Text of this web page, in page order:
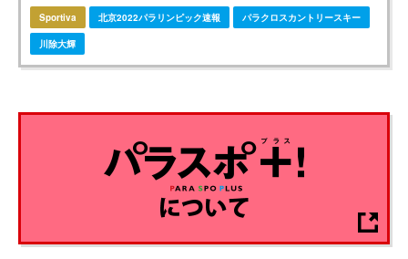
Sportiva 北京2022パラリンピック速報 パラクロスカントリースキー
川除大輝